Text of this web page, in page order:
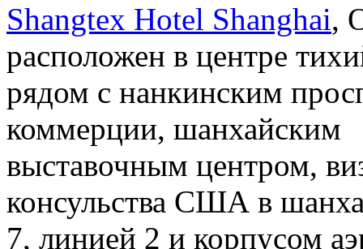
Shangtex Hotel Shanghai,
расположен в центре
рядом с нанкинским
коммерции, шанхайским
выставочным центром,
консульства США в
7, линией 2 и корпусом